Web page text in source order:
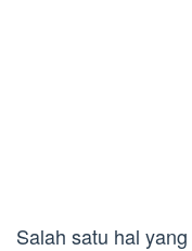
Salah satu hal